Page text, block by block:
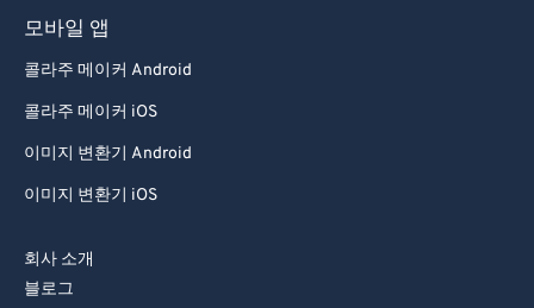
모바일 앱
콜라주 메이커 Android
콜라주 메이커 iOS
이미지 변환기 Android
이미지 변환기 iOS
회사 소개
블로그